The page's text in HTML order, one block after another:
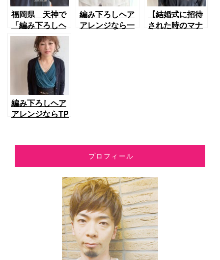
福岡県 天神で
「編み下ろしヘ
アアレンジ」の
レッスンをさせ
てもらうことに
なりました！
編み下ろしヘア
アレンジなら一
【結婚式に招待
された時のマナ
編み下ろしヘア
アレンジならTP
♡
プロフィール